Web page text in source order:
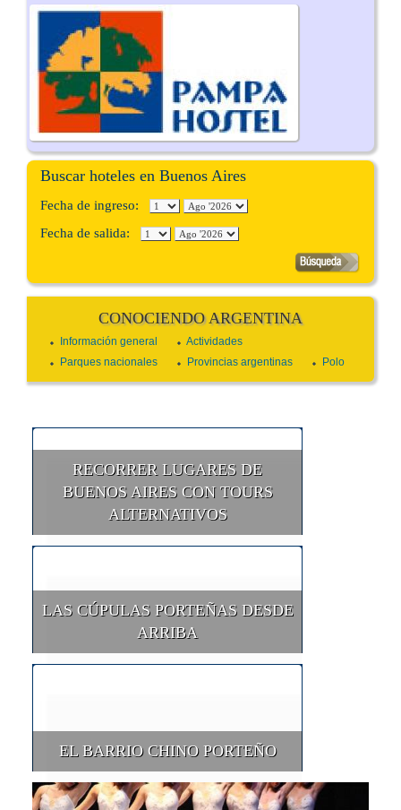
Buscar hoteles en Buenos Aires
Fecha de ingreso:
Fecha de salida:
CONOCIENDO ARGENTINA
Información general
Actividades
Parques nacionales
Provincias argentinas Polo
RECORRER LUGARES DE
BUENOS AIRES CON TOURS
ALTERNATIVOS
LAS CÚPULAS PORTEÑAS DESDE
ARRIBA
EL BARRIO CHINO PORTEÑO